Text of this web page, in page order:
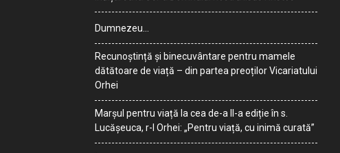
Dumnezeu…
Recunoștință și binecuvântare pentru mamele
dătătoare de viață – din partea preoților Vicariatului
Orhei
Marșul pentru viață la cea de-a II-a ediție în s.
Lucășeuca, r-l Orhei: „Pentru viață, cu inimă curată”